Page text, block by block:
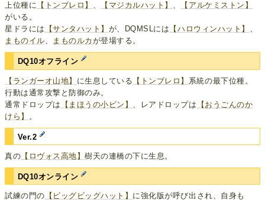
上位種に 【トンブレロ】 、 【マジカルハット】 、
【アルケミストン】
がいる。
星ドラには
【サンタハット】 が、DQMSLには 【ハロウィンハット】 、
まものイル、 まものルカ が登場する。
DQ10オフライン
【ランガーオ山地】 に生息している 【トンブレロ】 系統の最下位種。
行動は通常攻撃と防御のみ。
通常ドロップは
【まほうの小ビン】 、レアドロップは 【おうごんのか
けら】
。
Ver.2
真の 【ロヴォス高地】樹天の連橋の下に生息。
DQ10オンライン
試練の門の 【ビッグビッグハット】 に強化版が呼び出され、自身も